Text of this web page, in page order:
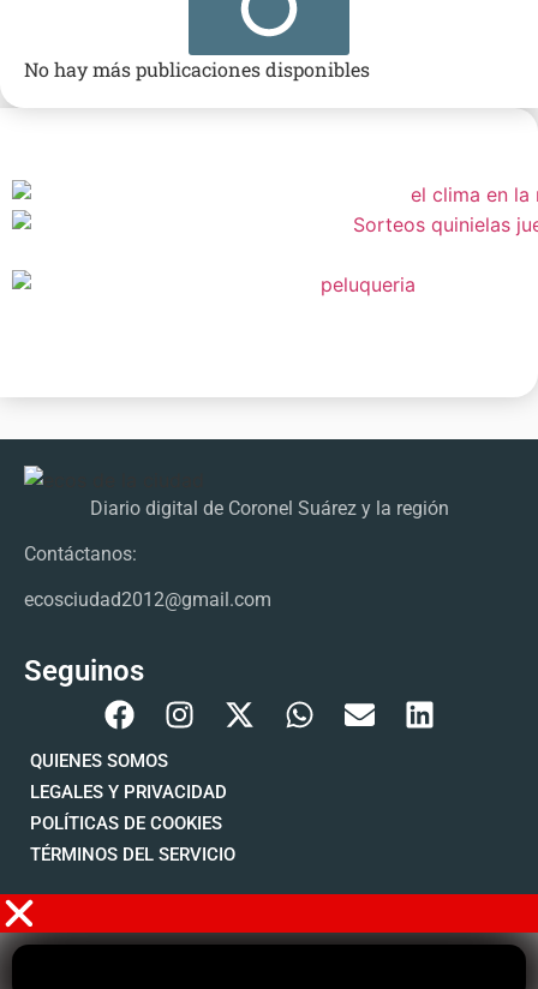
No hay más publicaciones disponibles
Diario digital de Coronel Suárez y la región
Contáctanos:
ecosciudad2012@gmail.com
Seguinos
QUIENES SOMOS
LEGALES Y PRIVACIDAD
POLÍTICAS DE COOKIES
TÉRMINOS DEL SERVICIO